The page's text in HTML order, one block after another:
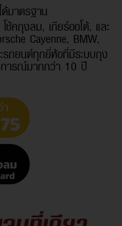
มาตรฐาน
คถุงลม, เกียร์ออโต้, และ
Cayenne, BMW,
รถยนต์ทุกยี่ห้อที่มีระบบถุง
ารณ์มากกว่า 10 ปี